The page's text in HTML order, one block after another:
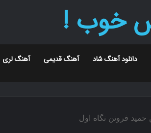
خوب !
دانلود آهنگ شاد آهنگ قدیمی آهنگ لری
حمید فروتن نگاه اول